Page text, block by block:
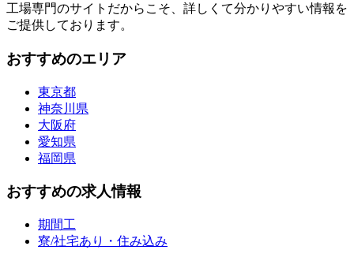
工場専門のサイトだからこそ、詳しくて分かりやすい情報を
ご提供しております。
おすすめのエリア
東京都
神奈川県
大阪府
愛知県
福岡県
おすすめの求人情報
期間工
寮/社宅あり・住み込み